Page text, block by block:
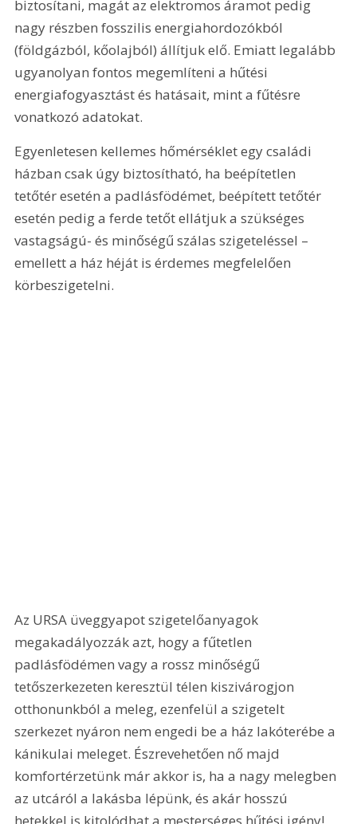
biztosítani, magát az elektromos áramot pedig
nagy részben fosszilis energiahordozókból
(földgázból, kőolajból) állítjuk elő. Emiatt legalább
ugyanolyan fontos megemlíteni a hűtési
energiafogyasztást és hatásait, mint a fűtésre
vonatkozó adatokat.
Egyenletesen kellemes hőmérséklet egy családi
házban csak úgy biztosítható, ha beépítetlen
tetőtér esetén a padlásfödémet, beépített tetőtér
esetén pedig a ferde tetőt ellátjuk a szükséges
vastagságú- és minőségű szálas szigeteléssel –
emellett a ház héját is érdemes megfelelően
körbeszigetelni.
Az URSA üveggyapot szigetelőanyagok
megakadályozzák azt, hogy a fűtetlen
padlásfödémen vagy a rossz minőségű
tetőszerkezeten keresztül télen kiszivárogjon
otthonunkból a meleg, ezenfelül a szigetelt
szerkezet nyáron nem engedi be a ház lakóterébe a
kánikulai meleget. Észrevehetően nő majd
komfortérzetünk már akkor is, ha a nagy melegben
az utcáról a lakásba lépünk, és akár hosszú